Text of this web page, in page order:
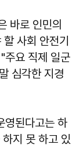
바로 인민의
사회 안전기
주요 직제 일군
심각한 지경
영된다고는 하
지 못 하고 있